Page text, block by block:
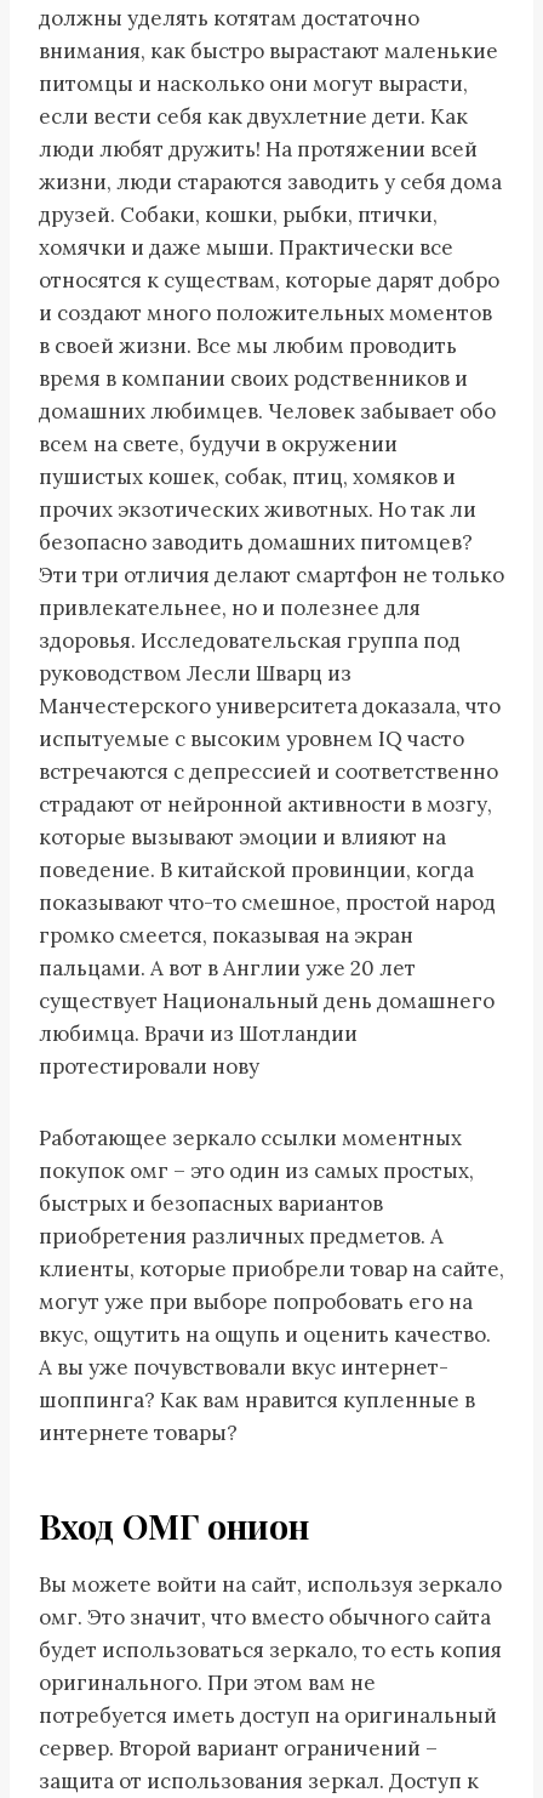
должны уделять котятам достаточно
внимания, как быстро вырастают маленькие
питомцы и насколько они могут вырасти,
если вести себя как двухлетние дети. Как
люди любят дружить! На протяжении всей
жизни, люди стараются заводить у себя дома
друзей. Собаки, кошки, рыбки, птички,
хомячки и даже мыши. Практически все
относятся к существам, которые дарят добро
и создают много положительных моментов
в своей жизни. Все мы любим проводить
время в компании своих родственников и
домашних любимцев. Человек забывает обо
всем на свете, будучи в окружении
пушистых кошек, собак, птиц, хомяков и
прочих экзотических животных. Но так ли
безопасно заводить домашних питомцев?
Эти три отличия делают смартфон не только
привлекательнее, но и полезнее для
здоровья. Исследовательская группа под
руководством Лесли Шварц из
Манчестерского университета доказала, что
испытуемые с высоким уровнем IQ часто
встречаются с депрессией и соответственно
страдают от нейронной активности в мозгу,
которые вызывают эмоции и влияют на
поведение. В китайской провинции, когда
показывают что-то смешное, простой народ
громко смеется, показывая на экран
пальцами. А вот в Англии уже 20 лет
существует Национальный день домашнего
любимца. Врачи из Шотландии
протестировали нову
Работающее зеркало ссылки моментных
покупок омг – это один из самых простых,
быстрых и безопасных вариантов
приобретения различных предметов. А
клиенты, которые приобрели товар на сайте,
могут уже при выборе попробовать его на
вкус, ощутить на ощупь и оценить качество.
А вы уже почувствовали вкус интернет-
шоппинга? Как вам нравится купленные в
интернете товары?
Вход ОМГ онион
Вы можете войти на сайт, используя зеркало
омг. Это значит, что вместо обычного сайта
будет использоваться зеркало, то есть копия
оригинального. При этом вам не
потребуется иметь доступ на оригинальный
сервер. Второй вариант ограничений –
защита от использования зеркал. Доступ к